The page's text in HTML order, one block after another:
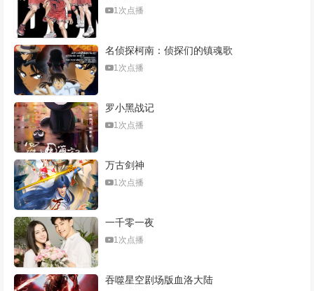
1次点播
名侦探柯南：侦探们的镇魂歌
1次点播
罗小黑战记
1次点播
万古剑神
1次点播
一千零一夜
1次点播
吞噬星空剧场版血洛大陆